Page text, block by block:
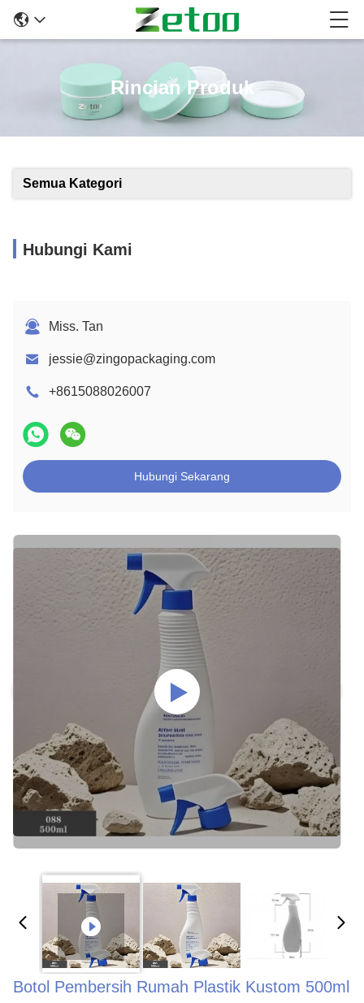
Rincian Produk
Semua Kategori
Hubungi Kami
Miss. Tan
jessie@zingopackaging.com
+8615088026007
Hubungi Sekarang
Botol Pembersih Rumah Plastik Kustom 500ml